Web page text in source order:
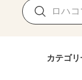
カテゴ